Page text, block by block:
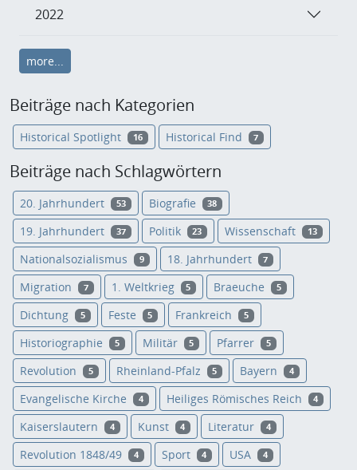
2022
more...
Beiträge nach Kategorien
Historical Spotlight 16 Historical Find 7
Beiträge nach Schlagwörtern
20. Jahrhundert 53 Biografie 38
19. Jahrhundert 37 Politik 23 Wissenschaft 13
Nationalsozialismus 9 18. Jahrhundert 7
Migration 7 1. Weltkrieg 5 Braeuche 5
Dichtung 5 Feste 5 Frankreich 5
Historiographie 5 Militär 5 Pfarrer 5
Revolution 5 Rheinland-Pfalz 5 Bayern 4
Evangelische Kirche 4 Heiliges Römisches Reich 4
Kaiserslautern 4 Kunst 4 Literatur 4
Revolution 1848/49 4 Sport 4 USA 4